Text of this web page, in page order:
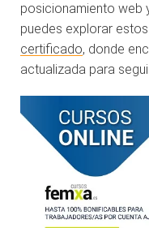
posicionamiento web
puedes explorar estos
certificado, donde
actualizada para